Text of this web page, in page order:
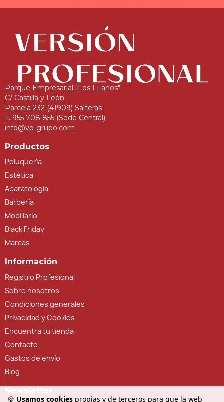
🍪 Usamos cookies propias y de terceros para que la web
Parque Empresarial "Los LLanos"
C/ Castilla y León
Parcela 232 (41909) Salteras
T. 955 708 855 (Sede Central)
info@vp-grupo.com
Productos
Peluquería
Estética
Aparatología
Barbería
Mobiliario
Black Friday
Marcas
Información
Registro Profesional
Sobre nosotros
Condiciones generales
Privacidad y Cookies
Encuentra tu tienda
Contacto
Gastos de envío
Blog